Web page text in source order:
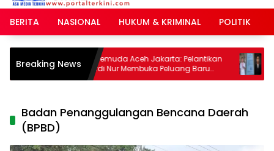
BERITA NASIONAL HUKUM & KRIMINAL POLITIK
Breaking NewsTokoh Pemuda Aceh Jakarta: Pelantikan
Mawardi Nur Membuka Peluang Baru
bagi Kemajuan Migas Aceh
Badan Penanggulangan Bencana Daerah
(BPBD)